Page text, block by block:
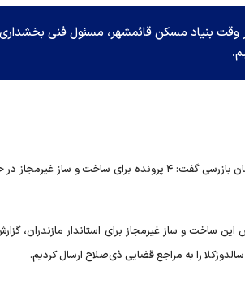
وقت بنیاد مسکن قائمشهر، مسئول فنی
رئیس سازمان بازرسی گفت: ۴ پرونده برای ساخت
این ساخت و ساز غیرمجاز برای استاندار مازندران،
را به مراجع قضایی ذی‌صلاح ارسال کردیم.